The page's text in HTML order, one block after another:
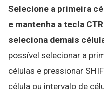
Selecione a primeira
e mantenha a tecla
seleciona demais
possível selecionar a
células e pressionar
célula ou intervalo de